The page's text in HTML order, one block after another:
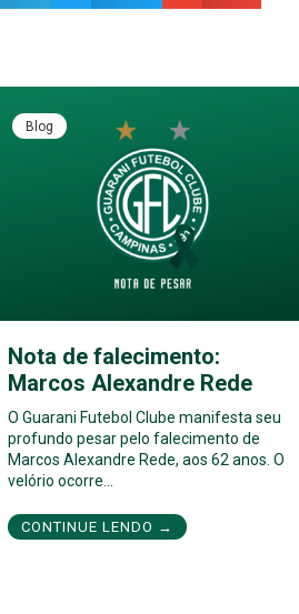
Blog
Nota de falecimento:
Marcos Alexandre Rede
O Guarani Futebol Clube manifesta seu
profundo pesar pelo falecimento de
Marcos Alexandre Rede, aos 62 anos. O
velório ocorre…
CONTINUE LENDO →